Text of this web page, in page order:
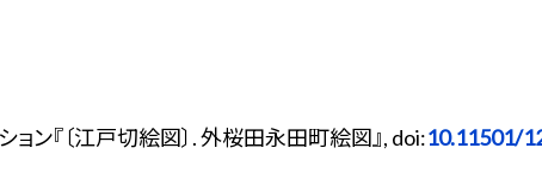
ン『〔江戸切絵図〕. 外桜田永田町絵図』, doi:10.11501/